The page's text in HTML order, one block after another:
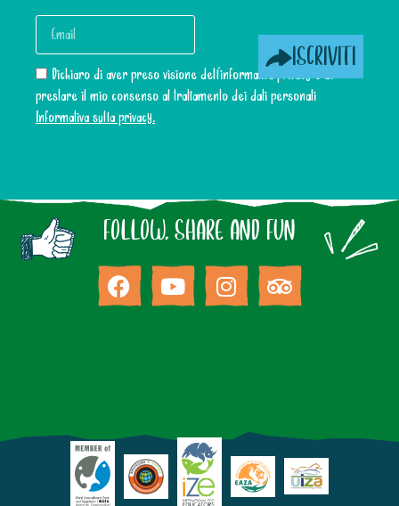
Dichiaro di aver preso visione dell’informativa privacy e di
prestare il mio consenso al trattamento dei dati personali
Informativa sulla privacy.
ISCRIVITI
FOLLOW, SHARE AND FUN